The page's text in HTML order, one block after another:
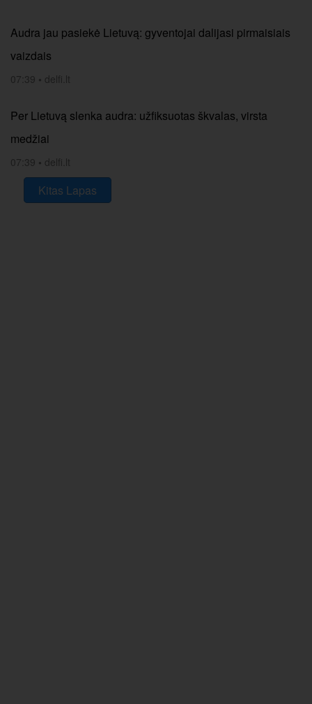
Audra jau pasiekė Lietuvą: gyventojai dalijasi pirmaisiais
vaizdais
07:39 • delfi.lt
Per Lietuvą slenka audra: užfiksuotas škvalas, virsta
medžiai
07:39 • delfi.lt
Kitas Lapas